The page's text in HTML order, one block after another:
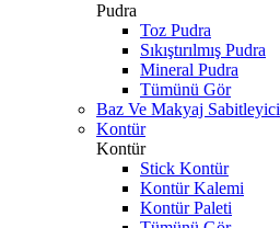
Pudra
Toz Pudra
Sıkıştırılmış Pudra
Mineral Pudra
Tümünü Gör
Baz Ve Makyaj Sabitleyici
Kontür
Kontür
Stick Kontür
Kontür Kalemi
Kontür Paleti